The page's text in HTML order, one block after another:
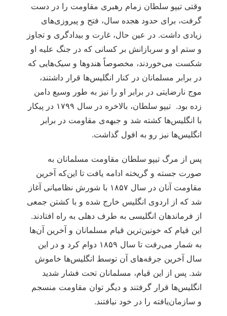
وقتی تیپو سلطان زمام رهبری مقاومت را در دست
گرفت، برای حدود هجده سال، فتح و پیروزی‌های
زیادی داشت. در عین حال، غارت و بیدادگری و تجاوز
و ستم او و سربازانش بر کسانی که در جنگ علیه او
شکست می‌خوردند، مخصوصاً هندوها و سیک‌هایی که
در برابر مسلمانان در کنار انگلیس‌ها قرار داشتند،
موج نارضایتی در برابر او را نیز به طور وسیع دامن
زده بود. تیپو سلطان، بالاخره در سال ۱۷۹۹ در پیکار
با انگلیس‌ها کشته شد و جبهه‌ی مقاومت در برابر
انگلیس‌ها نیز رو به افول گذاشت.
پس از مرگ تیپو سلطان مقاومت مسلمانان به
صورت جسته و گریخته ادامه یافت تا این‌که آخرین
مقاومت آنان در سال ۱۸۵۷ با شورش نظامیانی آغاز
شد که از اردوی انگلیس خارج شده و با کشتن جمعی
از فرماندهان انگلیسی به طرف دهلی به راه افتادند.
این قیام که خونین‌ترین قیام مسلمانان و آخرین آن‌ها
به شمار می‌رفت تا سال ۱۸۵۹ دوام کرد و در این
سال آخرین جرقه‌های آن توسط انگلیس‌ها خاموش
شد. پس از این قیام، مسلمانان تحت فشار شدید
انگلیس‌ها قرار گرفتند و دیگر توان مقاومت منسجم
و سازمان‌یافته را در خود نیافتند.